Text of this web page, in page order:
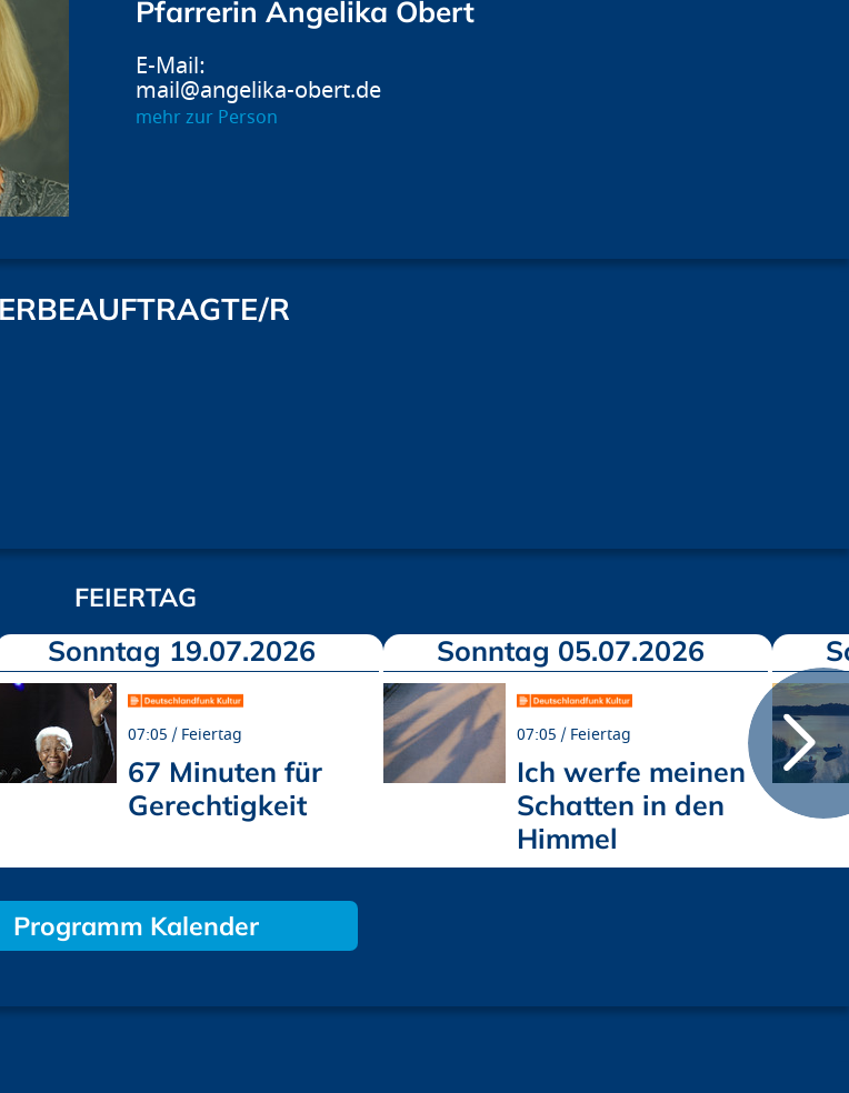
Pfarrerin Angelika Obert
mail@angelika-obert.de
mehr zur Person
R
FEIERTAG
Sonntag 19.07.2026
07:05 Feiertag
67 Minuten für
Gerechtigkeit
Sonntag 05.07.2026
07:05 Feiertag
Ich werfe meinen
Schatten in den
Himmel
Programm Kalender